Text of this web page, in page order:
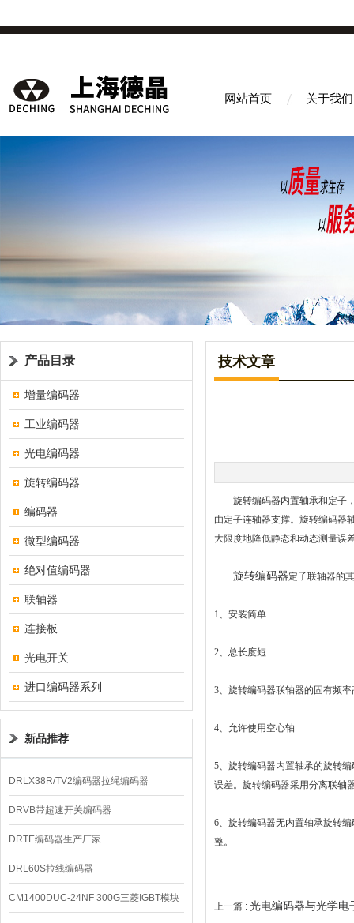
网站首页 关于我们
产品目录
增量编码器
工业编码器
光电编码器
旋转编码器
编码器
微型编码器
绝对值编码器
联轴器
连接板
光电开关
进口编码器系列
新品推荐
DRLX38R/TV2编码器拉绳编码器
DRVB带超速开关编码器
DRTE编码器生产厂家
DRL60S拉线编码器
CM1400DUC-24NF 300G三菱IGBT模块
技术文章
旋转编码器内置轴承和定子，
由定子连轴器支撑。旋转编码器
大限度地降低静态和动态测量误
旋转编码器定子联轴器的
1、安装简单
2、总长度短
3、旋转编码器联轴器的固有频率
4、允许使用空心轴
5、旋转编码器内置轴承的旋转
误差。旋转编码器采用分离联轴
6、旋转编码器无内置轴承旋转
整。
上一篇 : 光电编码器与光学电